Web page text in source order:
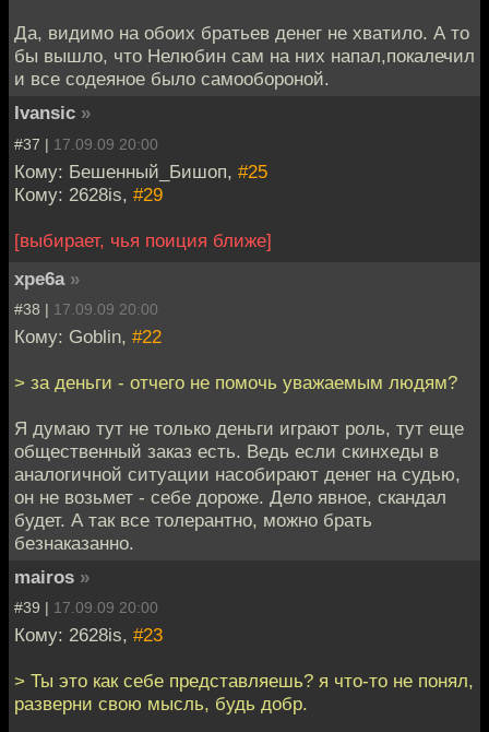
Да, видимо на обоих братьев денег не хватило. А то
бы вышло, что Нелюбин сам на них напал,покалечил
и все содеяное было самообороной.
Ivansic »
#37 | 17.09.09 20:00
Кому: Бешенный_Бишоп, #25
Кому: 2628is, #29
[выбирает, чья поиция ближе]
xpe6a »
#38 | 17.09.09 20:00
Кому: Goblin, #22
> за деньги - отчего не помочь уважаемым людям?
Я думаю тут не только деньги играют роль, тут еще
общественный заказ есть. Ведь если скинхеды в
аналогичной ситуации насобирают денег на судью,
он не возьмет - себе дороже. Дело явное, скандал
будет. А так все толерантно, можно брать
безнаказанно.
mairos »
#39 | 17.09.09 20:00
Кому: 2628is, #23
> Ты это как себе представляешь? я что-то не понял,
разверни свою мысль, будь добр.